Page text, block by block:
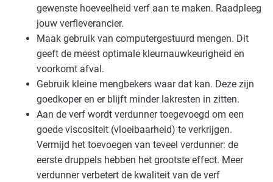
gewenste hoeveelheid verf aan te maken. Raadpleeg
jouw verfleverancier.
Maak gebruik van computergestuurd mengen. Dit
geeft de meest optimale kleurnauwkeurigheid en
voorkomt afval.
Gebruik kleine mengbekers waar dat kan. Deze zijn
goedkoper en er blijft minder lakresten in zitten.
Aan de verf wordt verdunner toegevoegd om een
goede viscositeit (vloeibaarheid) te verkrijgen.
Vermijd het toevoegen van teveel verdunner: de
eerste druppels hebben het grootste effect. Meer
verdunner verbetert de kwaliteit van de verf